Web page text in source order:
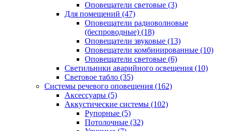
Оповещатели световые (3)
Для помещений (47)
Оповещатели радиоволновые
(беспроводные) (18)
Оповещатели звуковые (13)
Оповещатели комбинированные (10)
Оповещатели световые (6)
Светильники аварийного освещения (10)
Световое табло (35)
Системы речевого оповещения (162)
Аксессуары (5)
Аккустические системы (102)
Рупорные (5)
Потолочные (32)